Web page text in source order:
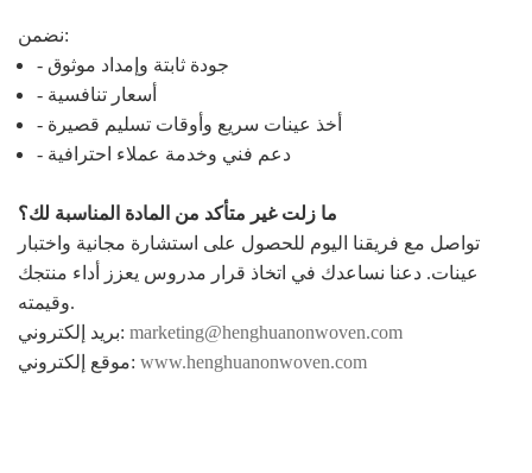
نضمن:
- جودة ثابتة وإمداد موثوق
- أسعار تنافسية
- أخذ عينات سريع وأوقات تسليم قصيرة
- دعم فني وخدمة عملاء احترافية
ما زلت غير متأكد من المادة المناسبة لك؟
تواصل مع فريقنا اليوم للحصول على استشارة مجانية واختبار
عينات. دعنا نساعدك في اتخاذ قرار مدروس يعزز أداء منتجك
وقيمته.
بريد إلكتروني: marketing@henghuanonwoven.com
موقع إلكتروني: www.henghuanonwoven.com